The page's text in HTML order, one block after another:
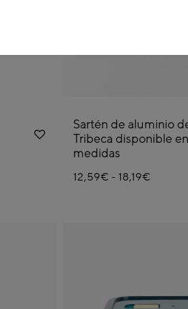
Sartén de aluminio
Tribeca disponible
medidas
12,59€ - 18,19€